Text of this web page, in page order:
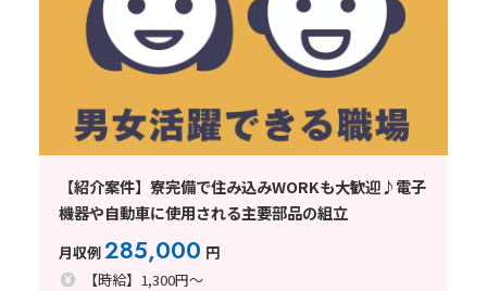
【紹介案件】寮完備で住み込みWORKも大歓迎♪電子
機器や自動車に使用される主要部品の組立
月収例285,000 円
【時給】1,300円～